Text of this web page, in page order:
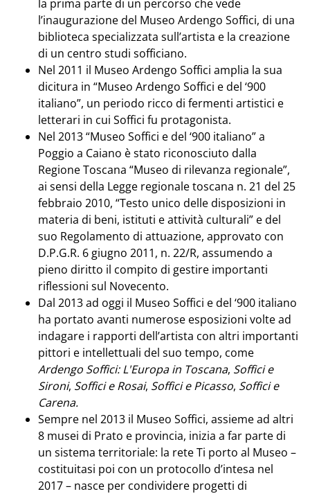
la prima parte di un percorso che vede
l’inaugurazione del Museo Ardengo Soffici, di una
biblioteca specializzata sull’artista e la creazione
di un centro studi sofficiano.
Nel 2011 il Museo Ardengo Soffici amplia la sua
dicitura in “Museo Ardengo Soffici e del ‘900
italiano”, un periodo ricco di fermenti artistici e
letterari in cui Soffici fu protagonista.
Nel 2013 “Museo Soffici e del ‘900 italiano” a
Poggio a Caiano è stato riconosciuto dalla
Regione Toscana “Museo di rilevanza regionale”,
ai sensi della Legge regionale toscana n. 21 del 25
febbraio 2010, “Testo unico delle disposizioni in
materia di beni, istituti e attività culturali” e del
suo Regolamento di attuazione, approvato con
D.P.G.R. 6 giugno 2011, n. 22/R, assumendo a
pieno diritto il compito di gestire importanti
riflessioni sul Novecento.
Dal 2013 ad oggi il Museo Soffici e del ‘900 italiano
ha portato avanti numerose esposizioni volte ad
indagare i rapporti dell’artista con altri importanti
pittori e intellettuali del suo tempo, come
Ardengo Soffici: L'Europa in Toscana, Soffici e
Sironi, Soffici e Rosai, Soffici e Picasso, Soffici e
Carena.
Sempre nel 2013 il Museo Soffici, assieme ad altri
8 musei di Prato e provincia, inizia a far parte di
un sistema territoriale: la rete Ti porto al Museo –
costituitasi poi con un protocollo d’intesa nel
2017 – nasce per condividere progetti di